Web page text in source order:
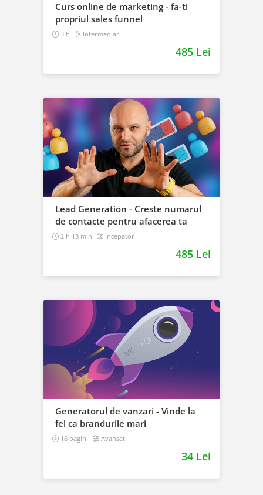
Curs online de marketing - fa-ti
propriul sales funnel
3 h Intermediar
485 Lei
Lead Generation - Creste numarul
de contacte pentru afacerea ta
2 h 13 min Incepator
485 Lei
Generatorul de vanzari - Vinde la
fel ca brandurile mari
16 pagini Avansat
34 Lei